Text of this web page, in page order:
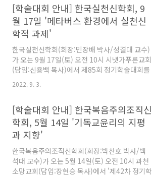
제'라는 제목으로 주제발표를 하며, 김상복 목사
(할렐루야교회 원로)가 '목회자의 리더십'이라는
제목으로 사례발표한다. 이후 6편의 엔데믹 시대
에 목회자의 리더십과 관련된 6편의 연구논문이
발표된다.
[학술대회 안내] 한국실천신학회, 9
월 17일 '메타버스 환경에서 실천신
학적 과제'
한국실천신학회(회장:민장배 박사/성결대 교수)
가 오는 9월 17일(토) 오전 10시 시냇가푸른교회
(담임:신용백 목사)에서 제85회 정기학술대회를
개최한다. '메타버스 환경에서 실천신학적 과
제'라는 주제로 진행되는 이번 학술대회에서는
제목으로 주제발표한다. 또한 주원규 박사(한양
대)가 '메타버스 세계에서의 기독교 정신 구현을
위한 제언:문화예술생태계 재편을 중심으로'라는
연구논문을, 조미나 박사(웨신대)가 '메타버스 가
상공간에서 아바타를 통한 기독교 정체성 탐구활
동 연구'라는 연구논문을 발표한다.
2022. 9. 3.
[학술대회 안내] 한국복음주의조직신
학회, 5월 14일 '기독교윤리의 지평
과 지향'
한국복음주의조직신학회(회장:박찬호 박사/백
석대 교수)가 오는 5월 14일(토) 오전 10시 과천
소망교회(담임:장현승 목사)에서 '제42차 정기학